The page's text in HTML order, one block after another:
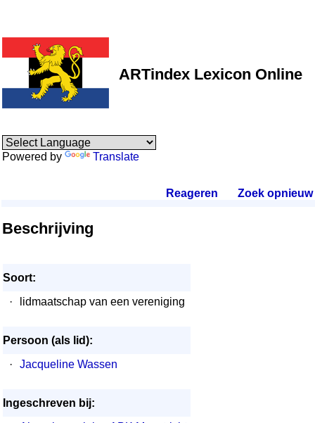
ARTindex Lexicon Online
Powered by Translate
Reageren Zoek opnieuw.
Beschrijving
Soort:
·
lidmaatschap van een vereniging
Persoon (als lid):
·
Jacqueline Wassen
Ingeschreven bij: